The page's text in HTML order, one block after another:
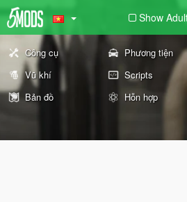
Show
Công cụ Phương tiện
Vũ khí
Scripts
Bản đồ
Hỗn hợp